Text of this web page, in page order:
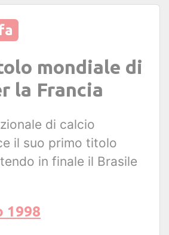
mondiale di
la Francia
di calcio
il suo primo titolo
in finale il Brasile
1998